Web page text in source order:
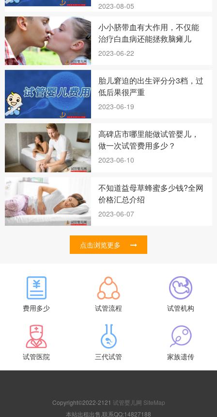
2023-08-05
小小脐带血有大作用，不仅能
治疗白血病还能拯救脑瘫儿
2023-06-22
胎儿窘迫的出生评分分3档，过
低后果很严重
2023-06-19
高碑店市哪里能做试管婴儿，
做一次试管费用多少？
2023-06-10
不知道益母草蜂蜜多少钱?全网
价格汇总介绍
2023-06-07
点击浏览更多
费用多少 试管流程 试管机构
试管医院 三代试管 家族遗传
Copyright©2022-2121 试管婴儿网 SiteMap
本站出租出售,联系QQ:14827188